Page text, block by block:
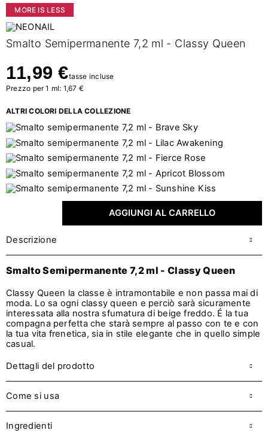
MORE IS LESS
Smalto Semipermanente 7,2 ml - Classy Queen
11,99 €tasse incluse
Prezzo per 1 ml: 1,67 €
ALTRI COLORI DELLA COLLEZIONE
AGGIUNGI AL CARRELLO
Descrizione
Smalto Semipermanente 7,2 ml - Classy Queen
Classy Queen la classe è intramontabile e non passa mai di
moda. Lo sa ogni classy queen e perciò sarà sicuramente
interessata alla nostra sfumatura di beige freddo. É la tua
compagna perfetta che starà sempre al passo con te e con
la tua vita frenetica, sia in stile elegante che in quello simple
casual.
Dettagli del prodotto
Come si usa
Ingredienti